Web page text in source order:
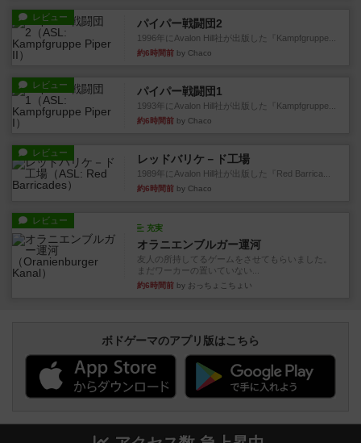
レビュー パイパー戦闘団2
1996年にAvalon Hill社が出版した『Kampfgruppe...
約6時間前 by Chaco
レビュー パイパー戦闘団1
1993年にAvalon Hill社が出版した『Kampfgruppe...
約6時間前 by Chaco
レビュー レッドバリケ－ド工場
1989年にAvalon Hill社が出版した『Red Barrica...
約6時間前 by Chaco
レビュー
充実
オラニエンブルガー運河
友人の所持してるゲームをさせてもらいました。
まだワーカーの置いていない...
約6時間前 by おっちょこちょい
ボドゲーマのアプリ版はこちら